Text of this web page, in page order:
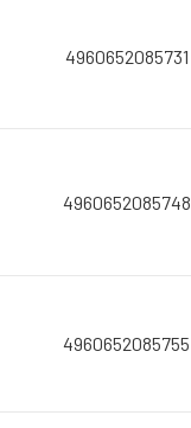
4960652085731
4960652085748
4960652085755